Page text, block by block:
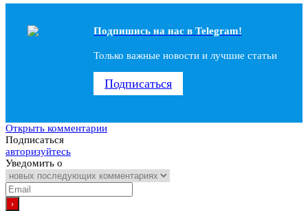
Подпишись на наc в Telegram!
Только важные новости и лучшие статьи
Подписаться
Открыть комментарии
Подписаться
авторизуйтесь
Уведомить о